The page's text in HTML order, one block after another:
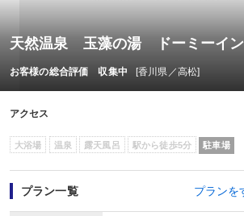
天然温泉 玉藻の湯 ドーミーイン
お客様の総合評価 収集中 [香川県／高松]
アクセス
大浴場 温泉 露天風呂 駅から徒歩5分 駐車場
プラン一覧 プランを